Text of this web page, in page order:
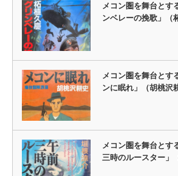
メコン圏を舞台とす
ンベレーの挽歌」（
メコン圏を舞台とす
ンに眠れ」（胡桃沢
メコン圏を舞台とす
三時のルースター」